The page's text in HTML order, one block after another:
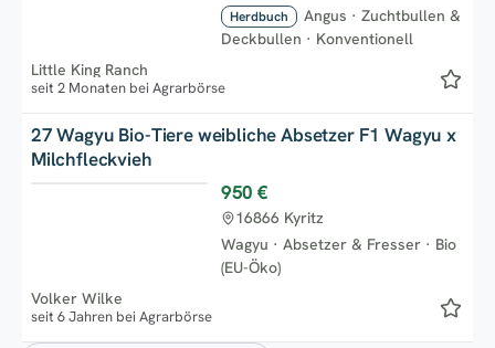
Herdbuch Angus · Zuchtbullen &
Deckbullen · Konventionell
Little King Ranch
seit 2 Monaten bei Agrarbörse
27 Wagyu Bio-Tiere weibliche Absetzer F1 Wagyu x
Milchfleckvieh
950 €
Wagyu · Absetzer & Fresser · Bio
(EU-Öko)
16866 Kyritz
Volker Wilke
seit 6 Jahren bei Agrarbörse